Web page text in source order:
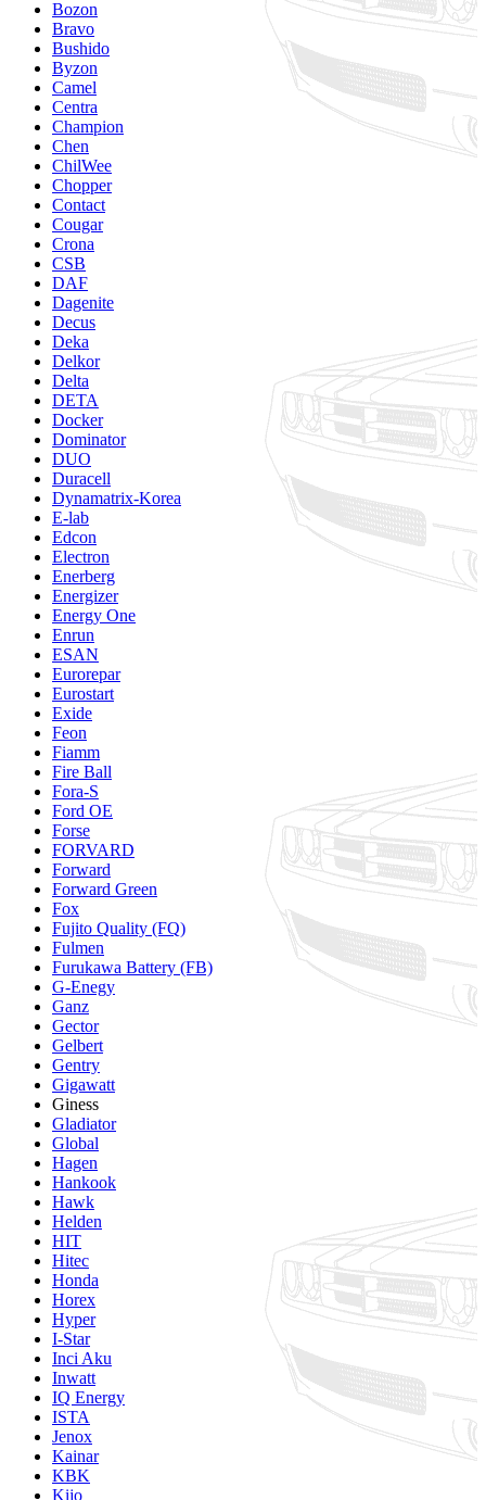
Bozon
Bravo
Bushido
Byzon
Camel
Centra
Champion
Chen
ChilWee
Chopper
Contact
Cougar
Crona
CSB
DAF
Dagenite
Decus
Deka
Delkor
Delta
DETA
Docker
Dominator
DUO
Duracell
Dynamatrix-Korea
E-lab
Edcon
Electron
Enerberg
Energizer
Energy One
Enrun
ESAN
Eurorepar
Eurostart
Exide
Feon
Fiamm
Fire Ball
Fora-S
Ford OE
Forse
FORVARD
Forward
Forward Green
Fox
Fujito Quality (FQ)
Fulmen
Furukawa Battery (FB)
G-Enegy
Ganz
Gector
Gelbert
Gentry
Gigawatt
Giness
Gladiator
Global
Hagen
Hankook
Hawk
Helden
HIT
Hitec
Honda
Horex
Hyper
I-Star
Inci Aku
Inwatt
IQ Energy
ISTA
Jenox
Kainar
KBK
Kijo